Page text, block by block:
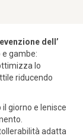
dell’
e gambe:
lo
riducendo
giorno e lenisce
adatta